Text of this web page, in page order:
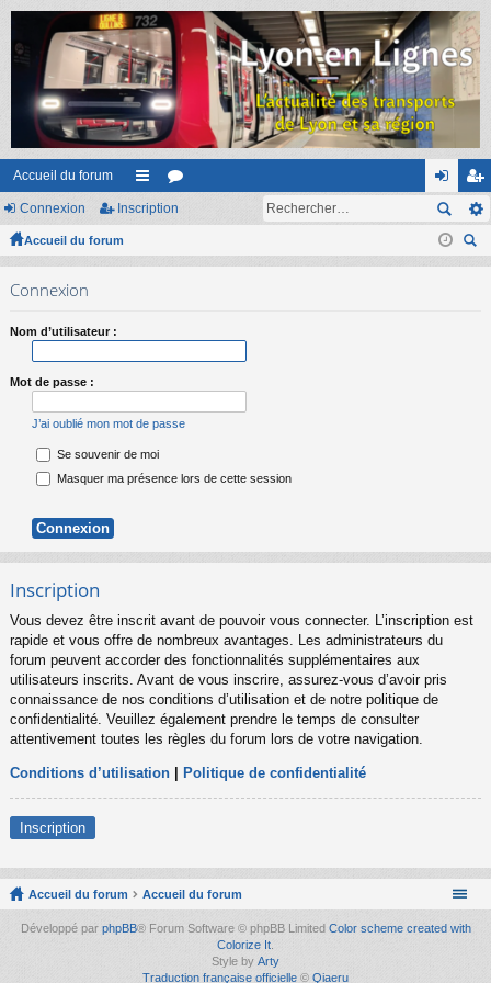
Accueil du forum
ac
s
or on
ne
ns
cri
Connexion Inscription
Accueil du forum
ec
Connexion
Nom d’utilisateur :
Mot de passe :
J’ai oublié mon mot de passe
Se souvenir de moi
Masquer ma présence lors de cette session
Inscription
Vous devez être inscrit avant de pouvoir vous connecter. L’inscription est
rapide et vous offre de nombreux avantages. Les administrateurs du
forum peuvent accorder des fonctionnalités supplémentaires aux
utilisateurs inscrits. Avant de vous inscrire, assurez-vous d’avoir pris
connaissance de nos conditions d’utilisation et de notre politique de
confidentialité. Veuillez également prendre le temps de consulter
attentivement toutes les règles du forum lors de votre navigation.
Conditions d’utilisation Politique de confidentialité
Inscription
Accueil du forum Accueil du forum
Développé par phpBB® Forum Software © phpBB Limited Color scheme created with
Colorize It.
Style by Arty
Traduction française officielle © Qiaeru